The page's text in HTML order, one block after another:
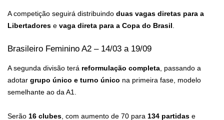
A competição seguirá distribuindo duas vagas diretas para a
Libertadores e vaga direta para a Copa do Brasil
Brasileiro Feminino A2 – 14/03 a 19/09
A segunda divisão terá reformulação completa , passando a
adotar grupo único e turno único na primeira fase, modelo
semelhante ao da A1.
Serão 16 clubes , com aumento de 70 para 134 partidas e